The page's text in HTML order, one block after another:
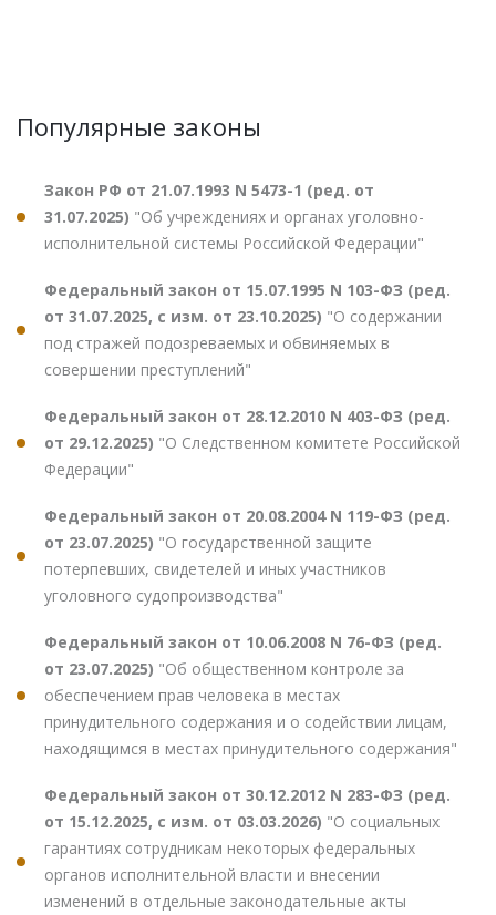
Популярные законы
Закон РФ от 21.07.1993 N 5473-1 (ред. от
31.07.2025) "Об учреждениях и органах уголовно-
исполнительной системы Российской Федерации"
Федеральный закон от 15.07.1995 N 103-ФЗ (ред.
от 31.07.2025, с изм. от 23.10.2025) "О содержании
под стражей подозреваемых и обвиняемых в
совершении преступлений"
Федеральный закон от 28.12.2010 N 403-ФЗ (ред.
от 29.12.2025) "О Следственном комитете Российской
Федерации"
Федеральный закон от 20.08.2004 N 119-ФЗ (ред.
от 23.07.2025) "О государственной защите
потерпевших, свидетелей и иных участников
уголовного судопроизводства"
Федеральный закон от 10.06.2008 N 76-ФЗ (ред.
от 23.07.2025) "Об общественном контроле за
обеспечением прав человека в местах
принудительного содержания и о содействии лицам,
находящимся в местах принудительного содержания"
Федеральный закон от 30.12.2012 N 283-ФЗ (ред.
от 15.12.2025, с изм. от 03.03.2026) "О социальных
гарантиях сотрудникам некоторых федеральных
органов исполнительной власти и внесении
изменений в отдельные законодательные акты